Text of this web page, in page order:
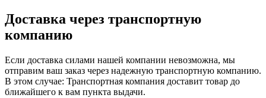
Доставка через транспортную
компанию
Если доставка силами нашей компании невозможна, мы
отправим ваш заказ через надежную транспортную компанию.
В этом случае: Транспортная компания доставит товар до
ближайшего к вам пункта выдачи.